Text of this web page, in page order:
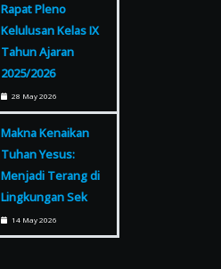
Rapat Pleno
Kelulusan Kelas IX
Tahun Ajaran
2025/2026
28 May 2026
Makna Kenaikan
Tuhan Yesus:
Menjadi Terang di
Lingkungan Sek
14 May 2026